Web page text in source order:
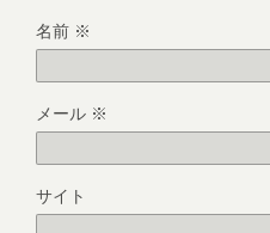
名前 ※
メール ※
サイト